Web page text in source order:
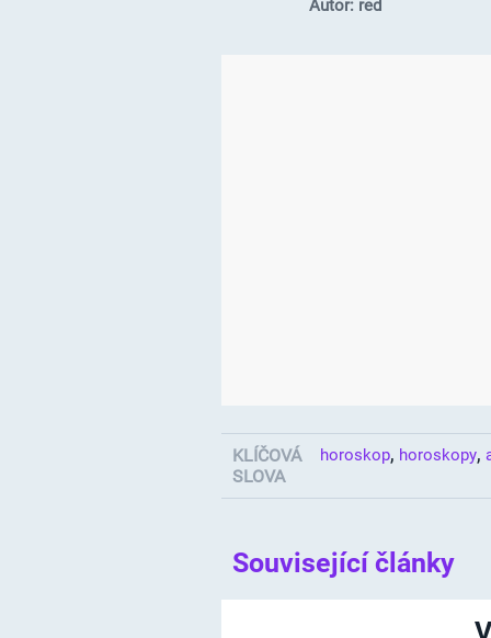
Autor: red
KLÍČOVÁ
SLOVA
horoskop, horoskopy,
Související články